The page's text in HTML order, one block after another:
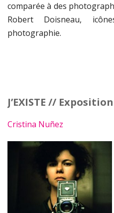
comparée à des
Robert Doisneau,
photographie.
J’EXISTE //
Cristina Nuñez